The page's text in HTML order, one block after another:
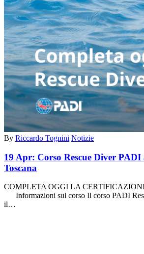
By Riccardo Tognini Notizie
19 Apr: Corso Rescue Diver
Toscana
COMPLETA OGGI LA
Informazioni sul corso Il corso PADI
il…